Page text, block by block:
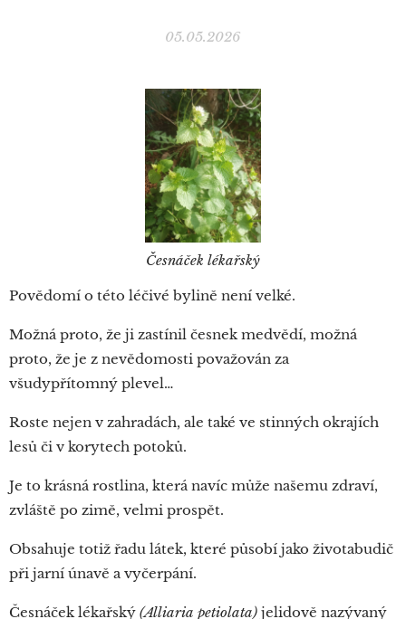
05.05.2026
Česnáček lékařský
Povědomí o této léčivé bylině není velké.
Možná proto, že ji zastínil česnek medvědí, možná
proto, že je z nevědomosti považován za
všudypřítomný plevel…
Roste nejen v zahradách, ale také ve stinných okrajích
lesů či v korytech potoků.
Je to krásná rostlina, která navíc může našemu zdraví,
zvláště po zimě, velmi prospět.
Obsahuje totiž řadu látek, které působí jako životabudič
při jarní únavě a vyčerpání.
Česnáček lékařský (Alliaria petiolata) jelidově nazývaný